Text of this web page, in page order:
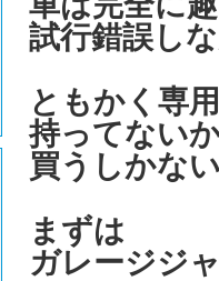
試行錯誤し
ともかく専
持ってない
買うしかな
まずは
ガレージジ